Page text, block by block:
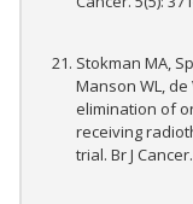
Stokman MA,
Manson WL,
elimination of
receiving
trial. Br J